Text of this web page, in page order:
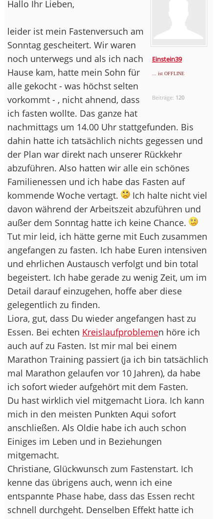
Einstein39
... ist OFFLINE
Beiträge: 120
Hallo Ihr Lieben,
leider ist mein Fastenversuch am
Sonntag gescheitert. Wir waren
noch unterwegs und als ich nach
Hause kam, hatte mein Sohn für
alle gekocht - was höchst selten
vorkommt - , nicht ahnend, dass
ich fasten wollte. Das ganze hat
nachmittags um 14.00 Uhr stattgefunden. Bis
dahin hatte ich tatsächlich nichts gegessen und
der Plan war direkt nach unserer Rückkehr
abzuführen. Also hatten wir alle ein schönes
Familienessen und ich habe das Fasten auf
kommende Woche vertagt.
Ich halte nicht viel
davon während der Arbeitszeit abzuführen und
außer dem Sonntag hatte ich keine Chance.
Tut mir leid, ich hätte gerne mit Euch zusammen
angefangen zu fasten. Ich habe Euren intensiven
und ehrlichen Austausch verfolgt und bin total
begeistert. Ich habe gerade zu wenig Zeit, um im
Detail darauf einzugehen, hoffe aber diese
gelegentlich zu finden.
Liora, gut, dass Du wieder angefangen hast zu
Essen. Bei echten Kreislaufproblemen höre ich
auch auf zu Fasten. Ist mir mal bei einem
Marathon Training passiert (ja ich bin tatsächlich
mal Marathon gelaufen vor 10 Jahren), da habe
ich sofort wieder aufgehört mit dem Fasten.
Du hast wirklich viel mitgemacht Liora. Ich kann
mich in den meisten Punkten Aqui sofort
anschließen. Als Oldie habe ich auch schon
Einiges im Leben und in Beziehungen
mitgemacht.
Christiane, Glückwunsch zum Fastenstart. Ich
kenne das übrigens auch, wenn ich eine
entspannte Phase habe, dass das Essen recht
schnell durchgeht. Denselben Effekt hatte ich